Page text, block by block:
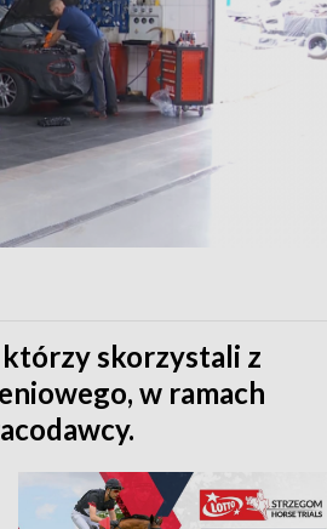
którzy skorzystali z
w ramach